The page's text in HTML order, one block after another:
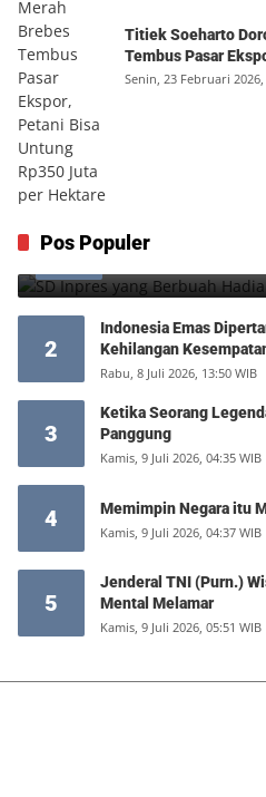
Titiek Soeharto
Tembus Pasar
Juta per Hektare
Senin, 23 Februari 2026,
Pos Populer
1 SD Inpres yang
2
Indonesia Emas
Kehilangan
Rabu, 8 Juli 2026, 13:50 WIB
3
Ketika Seorang
Panggung
Kamis, 9 Juli 2026, 04:35 WIB
4 Memimpin Negara itu
Kamis, 9 Juli 2026, 04:37 WIB
5
Jenderal TNI (Purn.)
Mental Melamar
Kamis, 9 Juli 2026, 05:51 WIB